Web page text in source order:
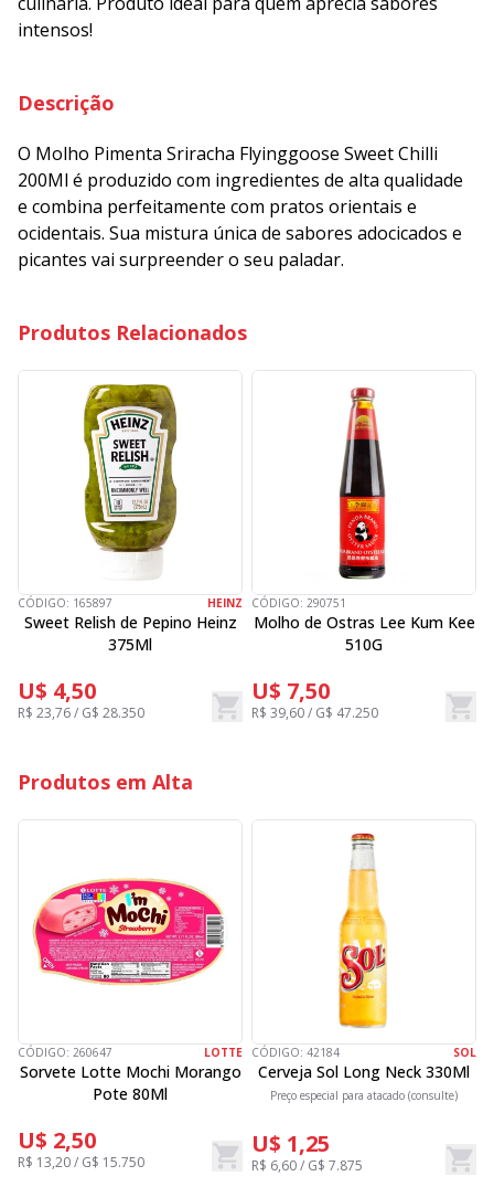
intensos!
Descrição
O Molho Pimenta Sriracha Flyinggoose Sweet Chilli
200Ml é produzido com ingredientes de alta qualidade
e combina perfeitamente com pratos orientais e
ocidentais. Sua mistura única de sabores adocicados e
picantes vai surpreender o seu paladar.
Produtos Relacionados
CÓDIGO: 165897 HEINZ
Sweet Relish de Pepino Heinz
375Ml
U$ 4,50
R$ 23,76 / G$ 28.350
CÓDIGO: 290751
Molho de Ostras Lee Kum Kee
510G
U$ 7,50
R$ 39,60 / G$ 47.250
Produtos em Alta
CÓDIGO: 260647 LOTTE
Sorvete Lotte Mochi Morango
Pote 80Ml
U$ 2,50
R$ 13,20 / G$ 15.750
CÓDIGO: 42184 SOL
Cerveja Sol Long Neck 330Ml
Preço especial para atacado (consulte)
U$ 1,25
R$ 6,60 / G$ 7.875